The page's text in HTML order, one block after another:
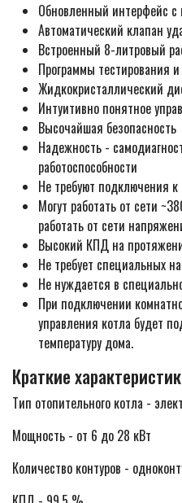
Обновленный интерфейс
Автоматический клапан
Встроенный 8-литровый
Программы тестирования
Жидкокристаллический
Интуитивно понятное
Высочайшая безопасность
Надежность -
работоспособности
Не требуют подключения
Могут работать от сети
работать от сети
Высокий КПД на
Не требует специальных
Не нуждается в
При подключении
управления котла будет
температуру дома.
Краткие
Тип отопительного котла -
Мощность - от 6 до 28 кВт
Количество контуров -